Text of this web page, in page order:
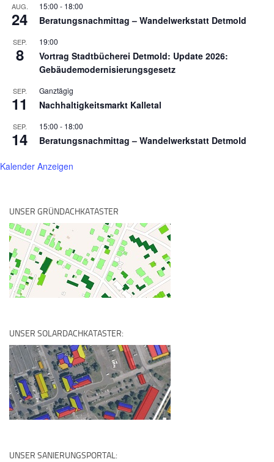
AUG.
24
15:00 - 18:00
Beratungsnachmittag – Wandelwerkstatt Detmold
SEP.
8
19:00
Vortrag Stadtbücherei Detmold: Update 2026:
Gebäudemodernisierungsgesetz
SEP.
11
Ganztägig
Nachhaltigkeitsmarkt Kalletal
SEP.
14
15:00 - 18:00
Beratungsnachmittag – Wandelwerkstatt Detmold
Kalender Anzeigen
UNSER GRÜNDACHKATASTER
UNSER SOLARDACHKATASTER:
UNSER SANIERUNGSPORTAL: